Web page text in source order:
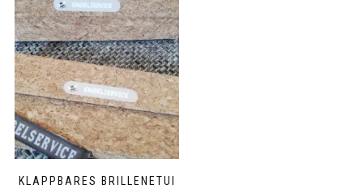
KLAPPBARES BRILLENETUI